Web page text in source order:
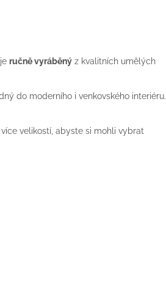
ručně vyráběný z kvalitních umělých
do moderního i venkovského interiéru.
velikostí, abyste si mohli vybrat